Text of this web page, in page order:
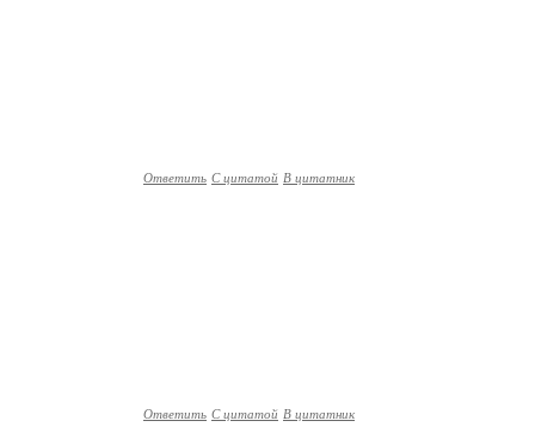
Ответить С цитатой В цитатник
Ответить С цитатой В цитатник